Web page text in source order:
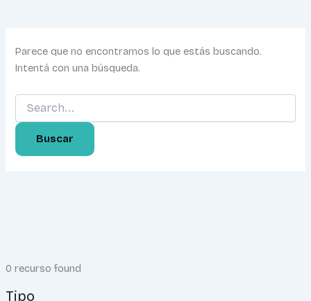
0 recurso found
Tipo
Parece que no encontramos lo que estás buscando.
Intentá con una búsqueda.